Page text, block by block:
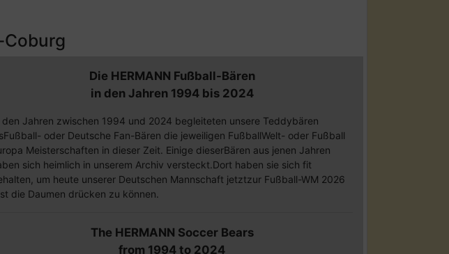
Coburg
Die HERMANN Fußball-Bären
in den Jahren 1994 bis 2024
den Jahren zwischen 1994 und 2024 begleiteten unsere Teddybären
oder Deutsche Fan-Bären die jeweiligen FußballWelt- oder Fußball
Meisterschaften in dieser Zeit. Einige dieserBären aus jenen Jahren
sich heimlich in unserem Archiv versteckt.Dort haben sie sich fit
um heute unserer Deutschen Mannschaft jetztzur Fußball-WM 2026
die Daumen drücken zu können.
The HERMANN Soccer Bears
from 1994 to 2024